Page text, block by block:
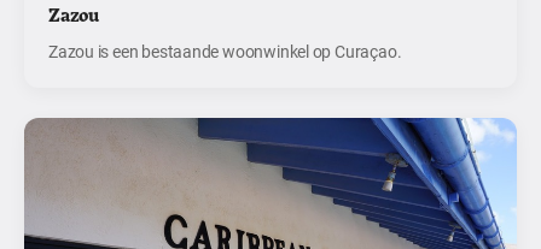
Zazou
Zazou is een bestaande woonwinkel op Curaçao.